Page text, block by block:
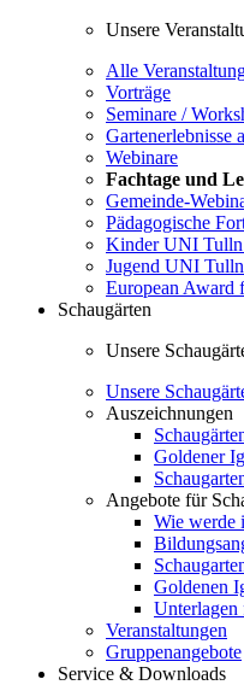
Unsere
Alle
Vorträge
Seminare /
Webinare
Fachtage und
Gemeinde-
Pädagogische
Kinder UNI
Jugend UNI
European Award
Schaugärten
Unsere
Unsere
Auszeichnungen
Goldener
Angebote für
Wie werde
Goldenen
Unterlagen
Veranstaltungen
Gruppenangebote
Service & Downloads